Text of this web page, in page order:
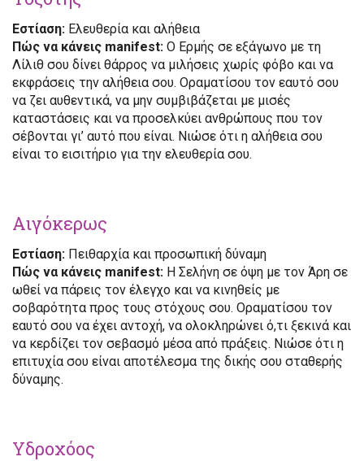
Εστίαση: Ελευθερία και αλήθεια
Πώς να κάνεις manifest: Ο Ερμής σε εξάγωνο με τη
Λίλιθ σου δίνει θάρρος να μιλήσεις χωρίς φόβο και να
εκφράσεις την αλήθεια σου. Οραματίσου τον εαυτό σου
να ζει αυθεντικά, να μην συμβιβάζεται με μισές
καταστάσεις και να προσελκύει ανθρώπους που τον
σέβονται γι’ αυτό που είναι. Νιώσε ότι η αλήθεια σου
είναι το εισιτήριο για την ελευθερία σου.
Αιγόκερως
Εστίαση: Πειθαρχία και προσωπική δύναμη
Πώς να κάνεις manifest: Η Σελήνη σε όψη με τον Άρη σε
ωθεί να πάρεις τον έλεγχο και να κινηθείς με
σοβαρότητα προς τους στόχους σου. Οραματίσου τον
εαυτό σου να έχει αντοχή, να ολοκληρώνει ό,τι ξεκινά και
να κερδίζει τον σεβασμό μέσα από πράξεις. Νιώσε ότι η
επιτυχία σου είναι αποτέλεσμα της δικής σου σταθερής
δύναμης.
Υδροχόος